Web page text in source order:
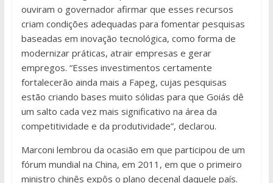
ouviram o governador afirmar que esses recursos
criam condições adequadas para fomentar pesquisas
baseadas em inovação tecnológica, como forma de
modernizar práticas, atrair empresas e gerar
empregos. “Esses investimentos certamente
fortalecerão ainda mais a Fapeg, cujas pesquisas
estão criando bases muito sólidas para que Goiás dê
um salto cada vez mais significativo na área da
competitividade e da produtividade”, declarou.
Marconi lembrou da ocasião em que participou de um
fórum mundial na China, em 2011, em que o primeiro
ministro chinês expôs o plano decenal daquele país.